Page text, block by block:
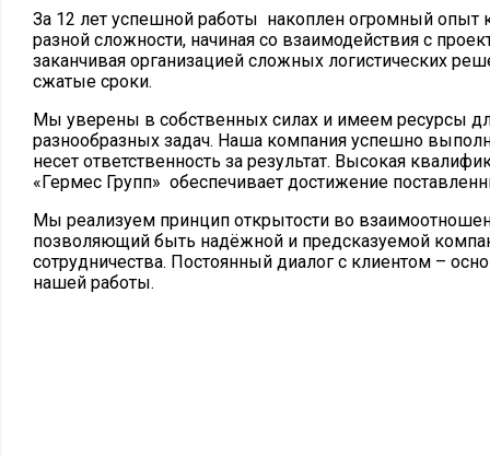
За 12 лет успешной работы накоплен огромный опыт
разной сложности, начиная со взаимодействия с
заканчивая организацией сложных логистических
сжатые сроки.
Мы уверены в собственных силах и имеем ресурсы
разнообразных задач. Наша компания успешно
несет ответственность за результат. Высокая
«Гермес Групп» обеспечивает достижение
Мы реализуем принцип открытости во
позволяющий быть надёжной и предсказуемой
сотрудничества. Постоянный диалог с клиентом –
нашей работы.